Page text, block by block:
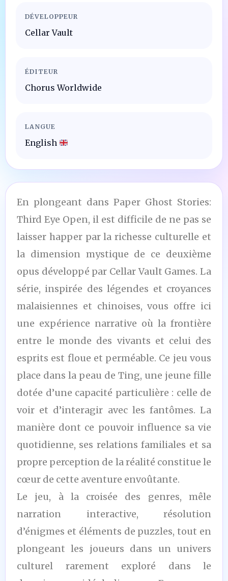
DÉVELOPPEUR
Cellar Vault
ÉDITEUR
Chorus Worldwide
LANGUE
English
En plongeant dans Paper Ghost Stories:
Third Eye Open, il est difficile de ne pas se
laisser happer par la richesse culturelle et
la dimension mystique de ce deuxième
opus développé par Cellar Vault Games. La
série, inspirée des légendes et croyances
malaisiennes et chinoises, vous offre ici
une expérience narrative où la frontière
entre le monde des vivants et celui des
esprits est floue et perméable. Ce jeu vous
place dans la peau de Ting, une jeune fille
dotée d’une capacité particulière : celle de
voir et d’interagir avec les fantômes. La
manière dont ce pouvoir influence sa vie
quotidienne, ses relations familiales et sa
propre perception de la réalité constitue le
cœur de cette aventure envoûtante.
Le jeu, à la croisée des genres, mêle
narration interactive, résolution
d’énigmes et éléments de puzzles, tout en
plongeant les joueurs dans un univers
culturel rarement exploré dans le